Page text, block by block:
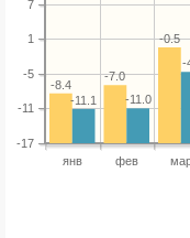
янв фев
-17
-11
-5
1
7
-0.5
-7.0
-8.4
-
-11.0
-11.1